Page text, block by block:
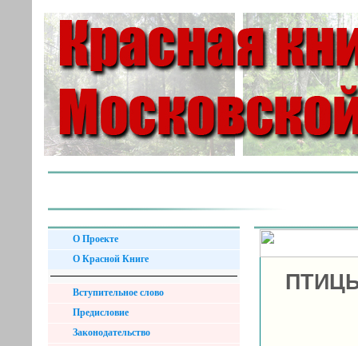
О Проекте
О Красной Книге
Вступительное слово
Предисловие
Законодательство